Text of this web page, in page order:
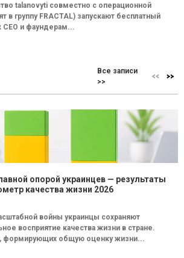
talanovyti совместно с операционной
в группу FRACTAL) запускают бесплатный
СEO и фаундерам...
Все записи
>>
опорой украинцев — результаты
качества жизни 2026
войны украинцы сохраняют
восприятие качества жизни в стране.
формирующих общую оценку жизни...